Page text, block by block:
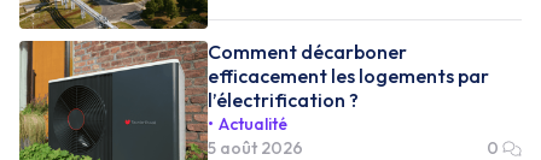
Comment décarboner
efficacement les logements par
l’électrification ?
Actualité
5 août 2026
0